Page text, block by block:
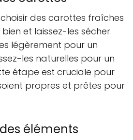
des carottes fraîches
et laissez-les sécher.
légèrement pour un
les naturelles pour un
étape est cruciale pour
propres et prêtes pour
éléments